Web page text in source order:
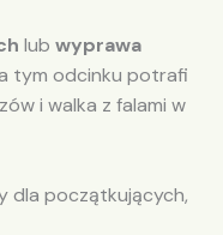
lub wyprawa
tym odcinku potrafi
i walka z falami w
dla początkujących,